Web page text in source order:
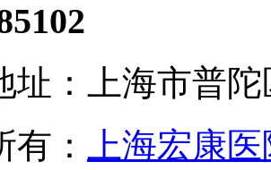
址：上海市普
有：
上海宏康